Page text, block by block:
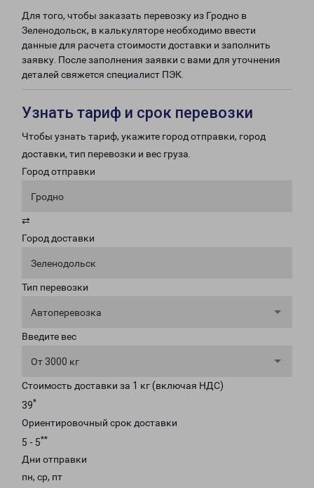
Для того, чтобы заказать перевозку из Гродно в
Зеленодольск, в калькуляторе необходимо ввести
данные для расчета стоимости доставки и заполнить
заявку. После заполнения заявки с вами для уточнения
деталей свяжется специалист ПЭК.
Узнать тариф и срок перевозки
Чтобы узнать тариф, укажите город отправки, город
доставки, тип перевозки и вес груза.
Город отправки
Гродно
⇄
Город доставки
Зеленодольск
Тип перевозки
Автоперевозка
Введите вес
От 3000 кг
Стоимость доставки за 1 кг (включая НДС)
39*
Ориентировочный срок доставки
5 - 5**
Дни отправки
пн, ср, пт